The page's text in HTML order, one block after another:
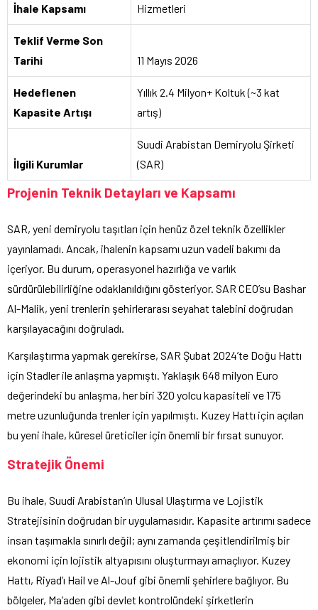
İhale Kapsamı
Hizmetleri
Teklif Verme Son
Tarihi
11 Mayıs 2026
Hedeflenen
Kapasite Artışı
Yıllık 2.4 Milyon+ Koltuk (~3 kat
artış)
İlgili Kurumlar
Suudi Arabistan Demiryolu Şirketi
(SAR)
Projenin Teknik Detayları ve Kapsamı
SAR, yeni demiryolu taşıtları için henüz özel teknik özellikler
yayınlamadı. Ancak, ihalenin kapsamı uzun vadeli bakımı da
içeriyor. Bu durum, operasyonel hazırlığa ve varlık
sürdürülebilirliğine odaklanıldığını gösteriyor. SAR CEO’su Bashar
Al-Malik, yeni trenlerin şehirlerarası seyahat talebini doğrudan
karşılayacağını doğruladı.
Karşılaştırma yapmak gerekirse, SAR Şubat 2024’te Doğu Hattı
için Stadler ile anlaşma yapmıştı. Yaklaşık 648 milyon Euro
değerindeki bu anlaşma, her biri 320 yolcu kapasiteli ve 175
metre uzunluğunda trenler için yapılmıştı. Kuzey Hattı için açılan
bu yeni ihale, küresel üreticiler için önemli bir fırsat sunuyor.
Stratejik Önemi
Bu ihale, Suudi Arabistan’ın Ulusal Ulaştırma ve Lojistik
Stratejisinin doğrudan bir uygulamasıdır. Kapasite artırımı sadece
insan taşımakla sınırlı değil; aynı zamanda çeşitlendirilmiş bir
ekonomi için lojistik altyapısını oluşturmayı amaçlıyor. Kuzey
Hattı, Riyad’ı Hail ve Al-Jouf gibi önemli şehirlere bağlıyor. Bu
bölgeler, Ma’aden gibi devlet kontrolündeki şirketlerin